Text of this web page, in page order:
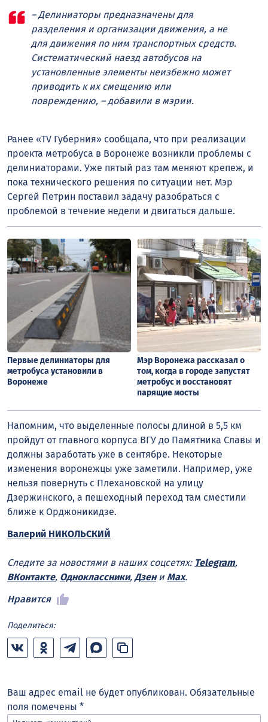
– Делиниаторы предназначены для
разделения и организации движения, а не
для движения по ним транспортных средств.
Систематический наезд автобусов на
установленные элементы неизбежно может
приводить к их смещению или
повреждению, – добавили в мэрии.
Ранее «TV Губерния» сообщала, что при реализации
проекта метробуса в Воронеже возникли проблемы с
делиниаторами. Уже пятый раз там меняют крепеж, и
пока технического решения по ситуации нет. Мэр
Сергей Петрин поставил задачу разобраться с
проблемой в течение недели и двигаться дальше.
Первые делиниаторы для
метробуса установили в
Воронеже
Мэр Воронежа рассказал о
том, когда в городе запустят
метробус и восстановят
парящие мосты
Напомним, что выделенные полосы длиной в 5,5 км
пройдут от главного корпуса ВГУ до Памятника Славы и
должны заработать уже в сентябре. Некоторые
изменения воронежцы уже заметили. Например, уже
нельзя повернуть с Плехановской на улицу
Дзержинского, а пешеходный переход там сместили
ближе к Орджоникидзе.
Валерий НИКОЛЬСКИЙ
Следите за новостями в наших соцсетях: Telegram,
ВКонтакте, Одноклассники, Дзени Max.
Нравится
Поделиться:
Ваш адрес email не будет опубликован. Обязательные
поля помечены *